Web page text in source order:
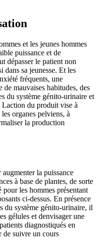
et les jeunes hommes
puissance et de
dépasser le patient non
dans sa jeunesse. Et les
fréquents, une
mauvaises habitudes, des
du système génito-urinaire et
Laction du produit vise à
organes pelviens, à
la production
la puissance
à base de plantes, de sorte
les hommes présentant
ci-dessus. En présence
du système génito-urinaire, il
gélules et denvisager une
diagnostiqués en
de suivre un cours